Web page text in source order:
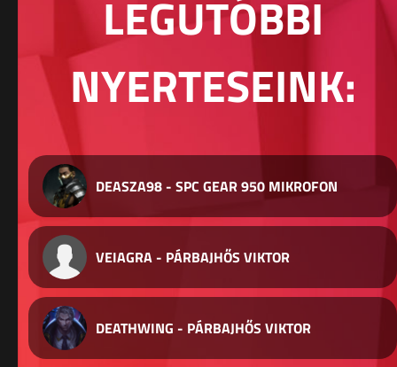
LEGUTÓBBI
NYERTESEINK:
DEASZA98 - SPC GEAR 950 MIKROFON
VEIAGRA - PÁRBAJHŐS VIKTOR
DEATHWING - PÁRBAJHŐS VIKTOR